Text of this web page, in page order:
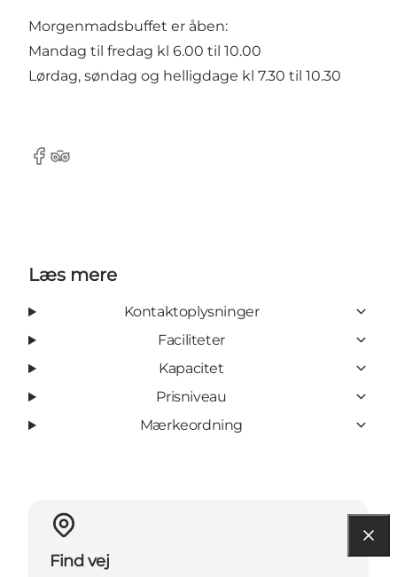
Morgenmadsbuffet er åben:
Mandag til fredag kl 6.00 til 10.00
Lørdag, søndag og helligdage kl 7.30 til 10.30
Facebook
Tripadvisor
Læs mere
Kontaktoplysninger
Faciliteter
Kapacitet
Prisniveau
Mærkeordning
Find vej